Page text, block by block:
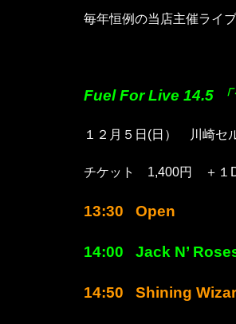
毎年恒例の当店主催ライ
Fuel For Live 14.5 「
１２月５日(日） 川崎セ
チケット 1,400円 ＋１
13:30 Open
14:00 Jack N’
14:50 Shining